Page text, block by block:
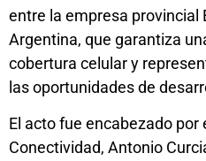
entre la empresa provincial
Argentina, que garantiza
cobertura celular y
las oportunidades de
El acto fue encabezado por
Conectividad, Antonio